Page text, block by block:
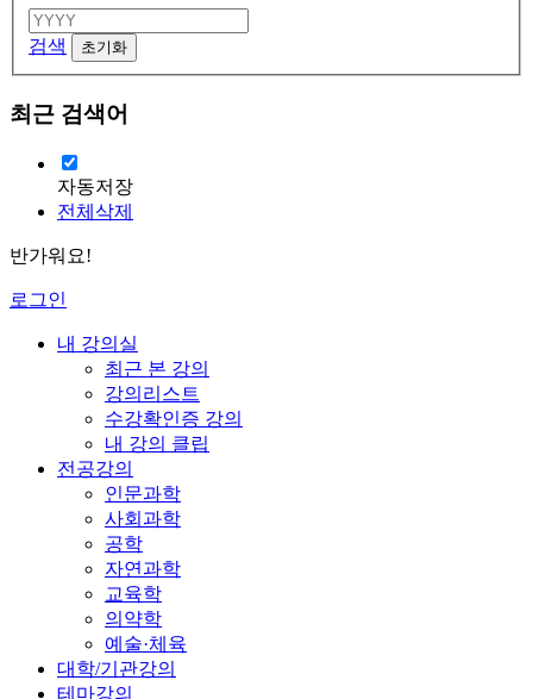
검색
최근 검색어
자동저장
전체삭제
반가워요!
로그인
내 강의실
최근 본 강의
강의리스트
수강확인증 강의
내 강의 클립
전공강의
인문과학
사회과학
공학
자연과학
교육학
의약학
예술·체육
대학/기관강의
테마강의